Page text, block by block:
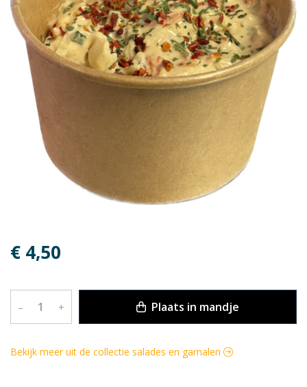
€ 4,50
– + Plaats in mandje
Bekijk meer uit de collectie salades en garnalen